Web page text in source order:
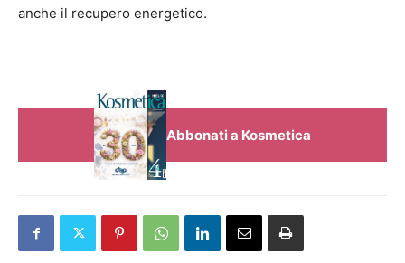
anche il recupero energetico.
Abbonati a Kosmetica